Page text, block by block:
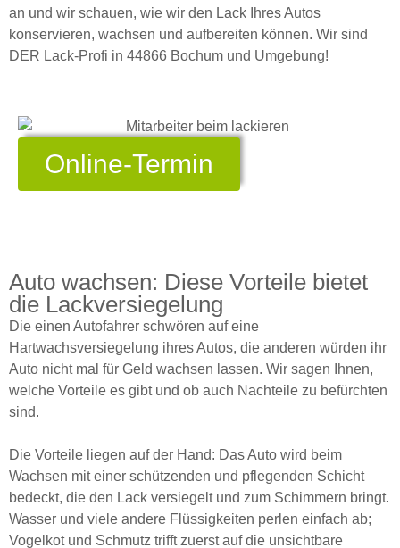
an und wir schauen, wie wir den Lack Ihres Autos
konservieren, wachsen und aufbereiten können. Wir sind
DER Lack-Profi in 44866 Bochum und Umgebung!
Online-Termin
Auto wachsen: Diese Vorteile bietet
die Lackversiegelung
Die einen Autofahrer schwören auf eine
Hartwachsversiegelung ihres Autos, die anderen würden ihr
Auto nicht mal für Geld wachsen lassen. Wir sagen Ihnen,
welche Vorteile es gibt und ob auch Nachteile zu befürchten
sind.
Die Vorteile liegen auf der Hand: Das Auto wird beim
Wachsen mit einer schützenden und pflegenden Schicht
bedeckt, die den Lack versiegelt und zum Schimmern bringt.
Wasser und viele andere Flüssigkeiten perlen einfach ab;
Vogelkot und Schmutz trifft zuerst auf die unsichtbare